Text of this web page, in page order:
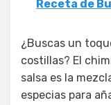
Receta de
¿Buscas un
costillas? El
salsa es la
especias para